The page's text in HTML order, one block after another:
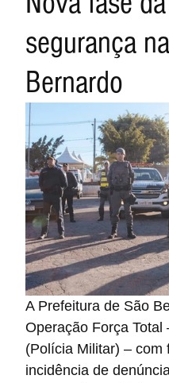
segurança
Bernardo
A Prefeitura de São
Operação Força
(Polícia Militar) – com
incidência de